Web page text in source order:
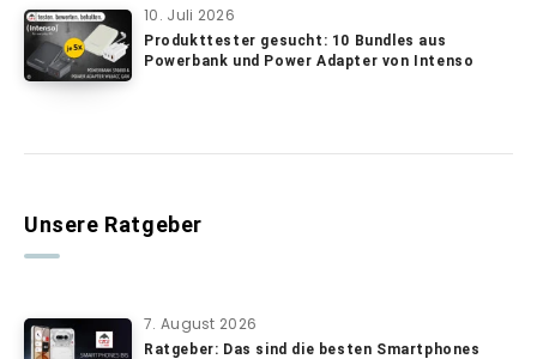
10. Juli 2026
Produkttester gesucht: 10 Bundles aus
Powerbank und Power Adapter von Intenso
Unsere Ratgeber
7. August 2026
Ratgeber: Das sind die besten Smartphones